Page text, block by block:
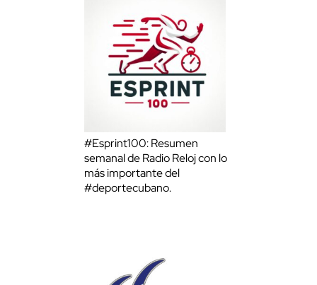
#Esprint100: Resumen
semanal de Radio Reloj con lo
más importante del
#deportecubano.